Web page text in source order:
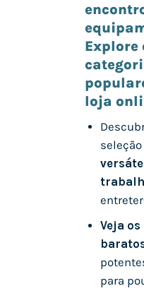
Explore
loja
seleção
Veja os
para